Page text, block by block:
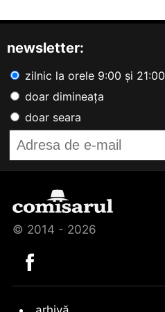
newsletter:
zilnic la orele 9:00 și 21:00
doar dimineața
doar seara
© 2014 - 2026